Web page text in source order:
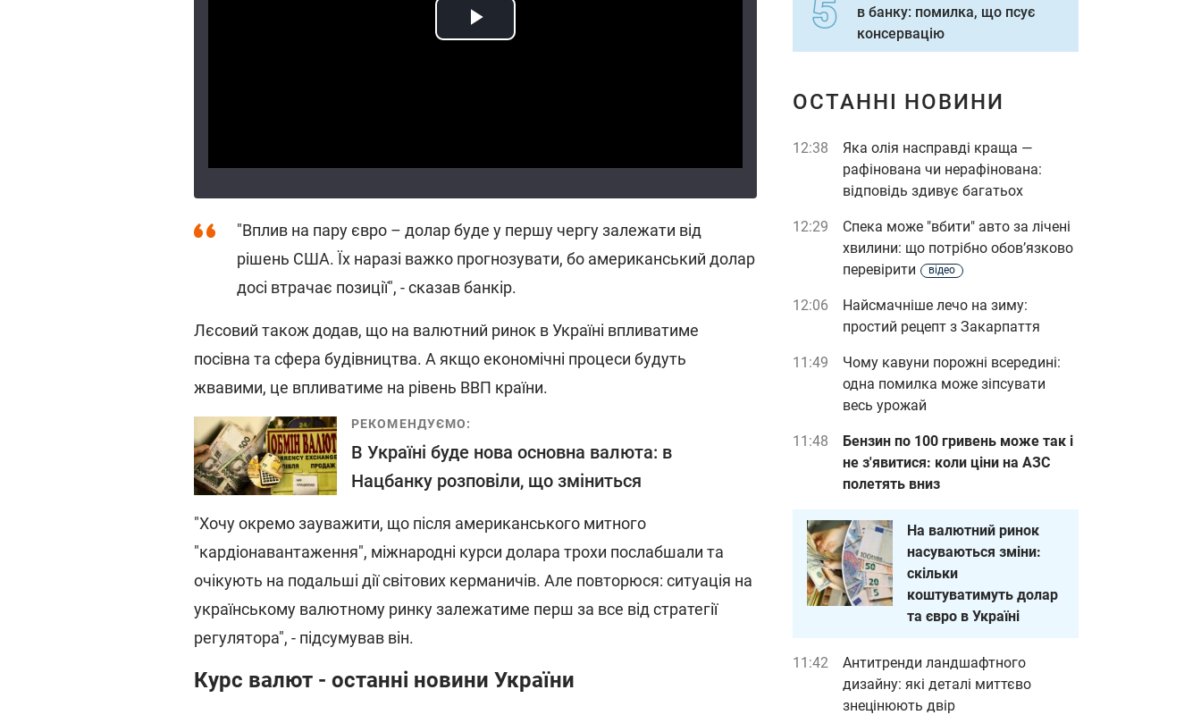
"Вплив на пару євро – долар буде у першу чергу залежати від
рішень США. Їх наразі важко прогнозувати, бо американський долар
досі втрачає позиції", - сказав банкір.
Лєсовий також додав, що на валютний ринок в Україні впливатиме
посівна та сфера будівництва. А якщо економічні процеси будуть
жвавими, це впливатиме на рівень ВВП країни.
РЕКОМЕНДУЄМО:
В Україні буде нова основна валюта: в
Нацбанку розповіли, що зміниться
"Хочу окремо зауважити, що після американського митного
"кардіонавантаження", міжнародні курси долара трохи послабшали та
очікують на подальші дії світових керманичів. Але повторюся: ситуація на
українському валютному ринку залежатиме перш за все від стратегії
регулятора", - підсумував він.
Курс валют - останні новини України
в банку: помилка, що псує
консервацію
ОСТАННІ НОВИНИ
12:38
Яка олія насправді краща —
рафінована чи нерафінована:
відповідь здивує багатьох
12:29
Спека може "вбити" авто за лічені
хвилини: що потрібно обов’язково
перевірити
відео
12:06
Найсмачніше лечо на зиму:
простий рецепт з Закарпаття
11:49
Чому кавуни порожні всередині:
одна помилка може зіпсувати
весь урожай
11:48
Бензин по 100 гривень може так і
не з'явитися: коли ціни на АЗС
полетять вниз
На валютний ринок
насуваються зміни:
скільки
коштуватимуть долар
та євро в Україні
11:42
Антитренди ландшафтного
дизайну: які деталі миттєво
знецінюють двір